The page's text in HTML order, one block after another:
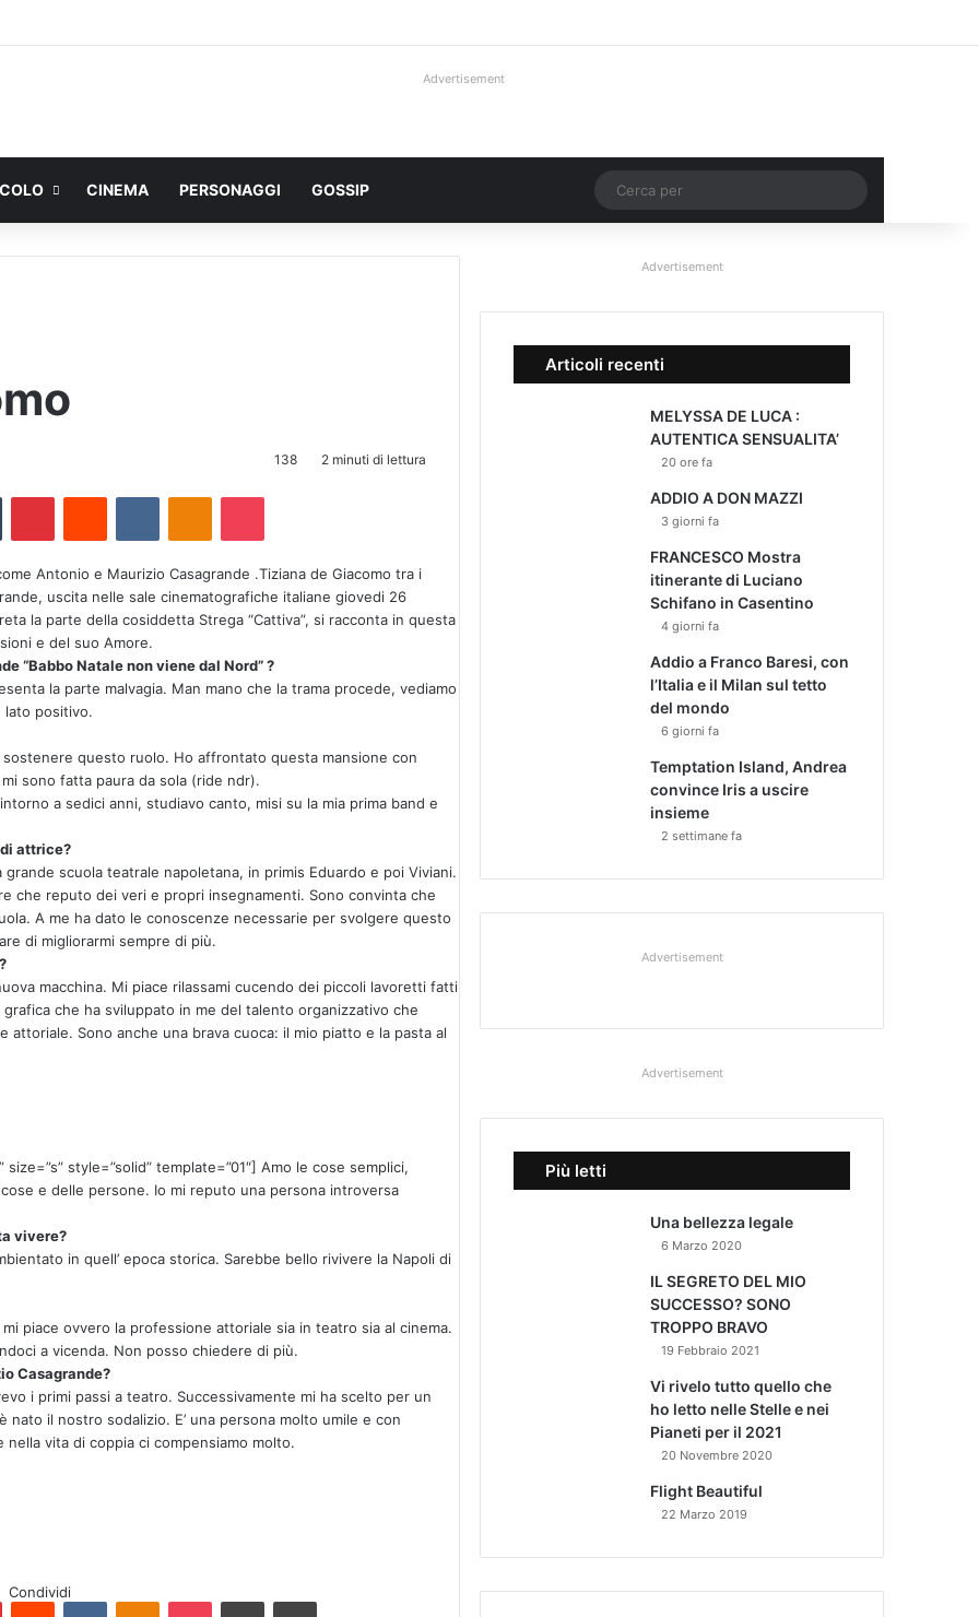
Advertisement
CINEMA PERSONAGGI GOSSIP Un articolo a caso
per
138 2 minuti di lettura
Antonio e Maurizio Casagrande .Tiziana de Giacomo tra i
uscita nelle sale cinematografiche italiane giovedi 26
la parte della cosiddetta Strega “Cattiva”, si racconta in questa
e del suo Amore.
“Babbo Natale non viene dal Nord” ?
la parte malvagia. Man mano che la trama procede, vediamo
lato positivo.
questo ruolo. Ho affrontato questa mansione con
sono fatta paura da sola (ride ndr).
a sedici anni, studiavo canto, misi su la mia prima band e
attrice?
scuola teatrale napoletana, in primis Eduardo e poi Viviani.
che reputo dei veri e propri insegnamenti. Sono convinta che
A me ha dato le conoscenze necessarie per svolgere questo
di migliorarmi sempre di più.
macchina. Mi piace rilassami cucendo dei piccoli lavoretti fatti
che ha sviluppato in me del talento organizzativo che
attoriale. Sono anche una brava cuoca: il mio piatto e la pasta al
style=”solid” template=”01″] Amo le cose semplici,
e delle persone. Io mi reputo una persona introversa
vivere?
in quell’ epoca storica. Sarebbe bello rivivere la Napoli di
piace ovvero la professione attoriale sia in teatro sia al cinema.
a vicenda. Non posso chiedere di più.
Casagrande?
i primi passi a teatro. Successivamente mi ha scelto per un
il nostro sodalizio. E’ una persona molto umile e con
vita di coppia ci compensiamo molto.
Condividi
Reddit
Advertisement
Articoli recenti
MELYSSA DE LUCA :
AUTENTICA SENSUALITA’
20 ore fa
ADDIO A DON MAZZI
3 giorni fa
FRANCESCO Mostra
itinerante di Luciano
Schifano in Casentino
4 giorni fa
Addio a Franco Baresi, con
l’Italia e il Milan sul tetto
del mondo
6 giorni fa
Temptation Island, Andrea
convince Iris a uscire
insieme
2 settimane fa
Advertisement
Advertisement
Più letti
Una bellezza legale
6 Marzo 2020
IL SEGRETO DEL MIO
SUCCESSO? SONO
TROPPO BRAVO
19 Febbraio 2021
Vi rivelo tutto quello che
ho letto nelle Stelle e nei
Pianeti per il 2021
20 Novembre 2020
Flight Beautiful
22 Marzo 2019